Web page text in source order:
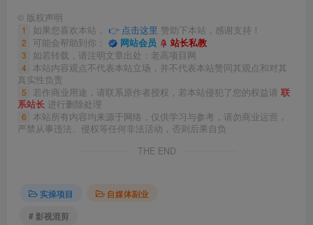
© 版权声明
1 如果您喜欢本站， 👉 点击这里 赞助下本站，感谢支持！
2 可能会帮助到你： 网站会员 站长私教
3 如若转载，请注明文章出处：老高项目网
4
本站内容观点不代表本站立场，并不代表本站赞同其观点和对其
真实性负责
5 若作商业用途，请联系原作者授权，若本站侵犯了您的权益请 联
系站长 进行删除处理
6
本站所有内容均来源于网络，仅供学习与参考，请勿商业运营，
严禁从事违法、侵权等任何非法活动，否则后果自负
THE END
实操项目
自媒体副业
# 影视混剪